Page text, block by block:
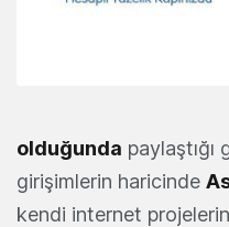
olduğunda paylaştığı
girişimlerin haricinde
kendi internet